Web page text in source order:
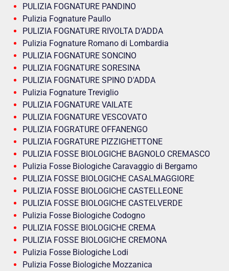
PULIZIA FOGNATURE PANDINO
Pulizia Fognature Paullo
PULIZIA FOGNATURE RIVOLTA D’ADDA
Pulizia Fognature Romano di Lombardia
PULIZIA FOGNATURE SONCINO
PULIZIA FOGNATURE SORESINA
PULIZIA FOGNATURE SPINO D'ADDA
Pulizia Fognature Treviglio
PULIZIA FOGNATURE VAILATE
PULIZIA FOGNATURE VESCOVATO
PULIZIA FOGRATURE OFFANENGO
PULIZIA FOGRATURE PIZZIGHETTONE
PULIZIA FOSSE BIOLOGICHE BAGNOLO CREMASCO
Pulizia Fosse Biologiche Caravaggio di Bergamo
PULIZIA FOSSE BIOLOGICHE CASALMAGGIORE
PULIZIA FOSSE BIOLOGICHE CASTELLEONE
PULIZIA FOSSE BIOLOGICHE CASTELVERDE
Pulizia Fosse Biologiche Codogno
PULIZIA FOSSE BIOLOGICHE CREMA
PULIZIA FOSSE BIOLOGICHE CREMONA
Pulizia Fosse Biologiche Lodi
Pulizia Fosse Biologiche Mozzanica